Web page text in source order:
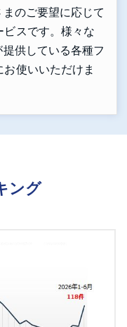
のご要望に応じて
ビスです。様々な
供している各種フ
使いいただけま
ング